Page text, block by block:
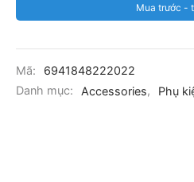
Mua trước -
Mã:
6941848222022
Danh mục:
Accessories, Phụ